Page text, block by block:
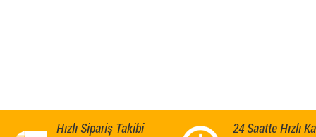
Hızlı Sipariş Takibi 24 Saatte Hızlı